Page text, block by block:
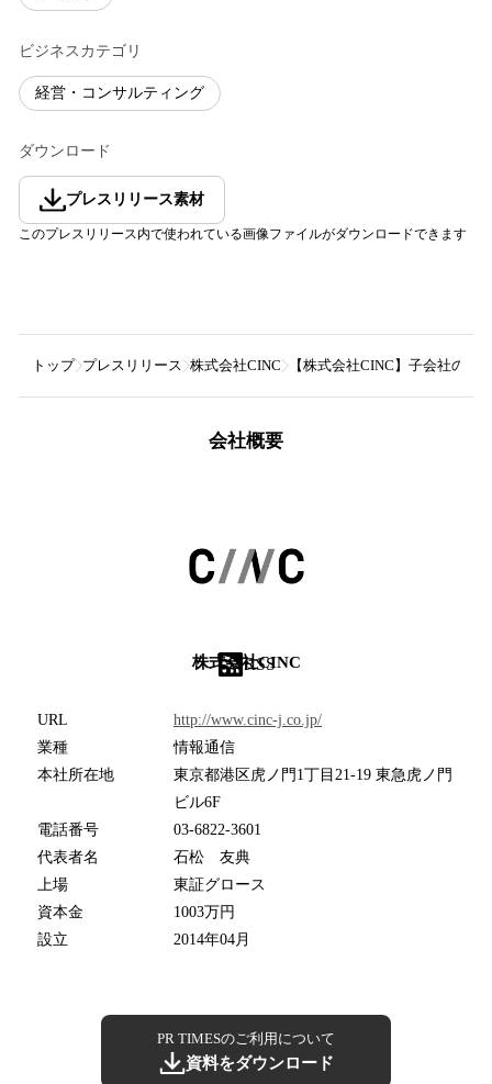
ビジネスカテゴリ
経営・コンサルティング
ダウンロード
プレスリリース素材
このプレスリリース内で使われている画像ファイルがダウンロードできます
トップ プレスリリース 株式会社CINC 【株式会社CINC】子会社の
会社概要
株式会社CINC
RSS
URL
http://www.cinc-j.co.jp/
業種
情報通信
本社所在地
東京都港区虎ノ門1丁目21-19 東急虎ノ門
ビル6F
電話番号
03-6822-3601
代表者名
石松 友典
上場
東証グロース
資本金
1003万円
設立
2014年04月
PR TIMESのご利用について
資料をダウンロード